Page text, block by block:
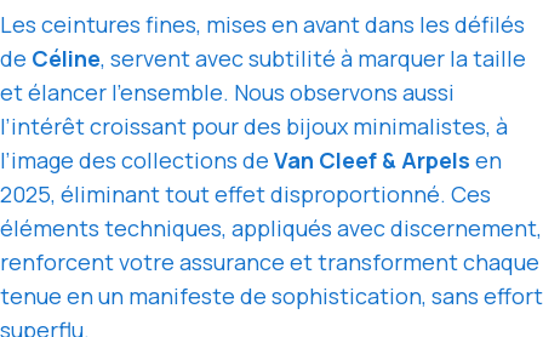
Les ceintures fines, mises en avant dans les défilés
de Céline, servent avec subtilité à marquer la taille
et élancer l’ensemble. Nous observons aussi
l’intérêt croissant pour des bijoux minimalistes, à
l’image des collections de Van Cleef & Arpels en
2025, éliminant tout effet disproportionné. Ces
éléments techniques, appliqués avec discernement,
renforcent votre assurance et transforment chaque
tenue en un manifeste de sophistication, sans effort
superflu.